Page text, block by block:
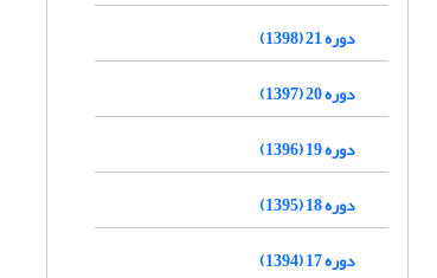
دوره 21 (1398)
دوره 20 (1397)
دوره 19 (1396)
دوره 18 (1395)
دوره 17 (1394)